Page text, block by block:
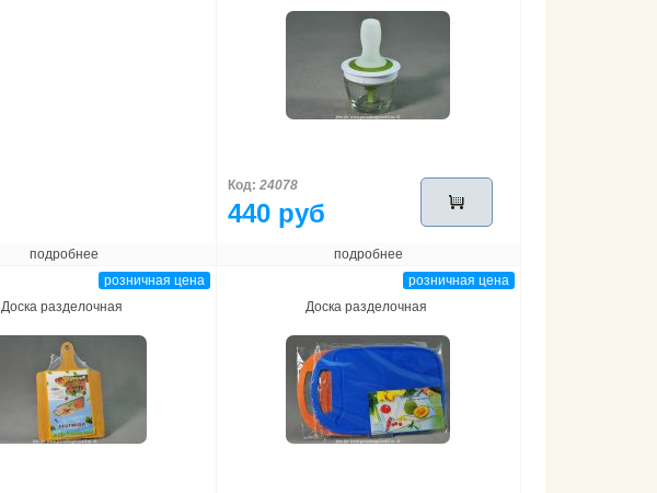
подробнее
Код: 24078
440 руб
подробнее
розничная цена
Доска разделочная
розничная цена
Доска разделочная